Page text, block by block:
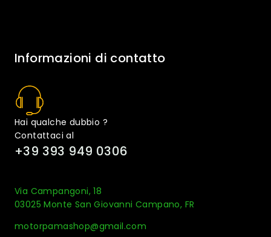
Informazioni di contatto
Hai qualche dubbio ?
Contattaci al
+39 393 949 0306
Via Campangoni, 18
03025 Monte San Giovanni Campano, FR
motorpamashop@gmail.com